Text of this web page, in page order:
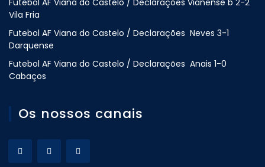
Futebol AF Viana do Castelo / Declarações Vianense b 2-2
Vila Fria
Futebol AF Viana do Castelo / Declarações Neves 3-1
Darquense
Futebol AF Viana do Castelo / Declarações Anais 1-0
Cabaços
Os nossos canais